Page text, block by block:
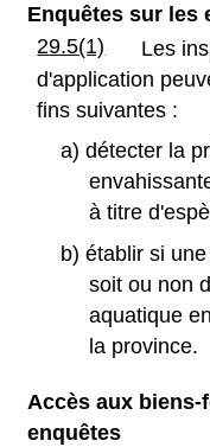
Enquêtes sur les
29.5(1)
Les
d'application
fins suivantes :
a) détecter la
à titre
b) établir si
soit ou non
aquatique
la province.
Accès aux biens-
enquêtes